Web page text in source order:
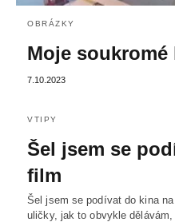
OBRÁZKY
Moje soukromé
7.10.2023
VTIPY
Šel jsem se
film
Šel jsem se podívat do kina
uličky, jak to obvykle